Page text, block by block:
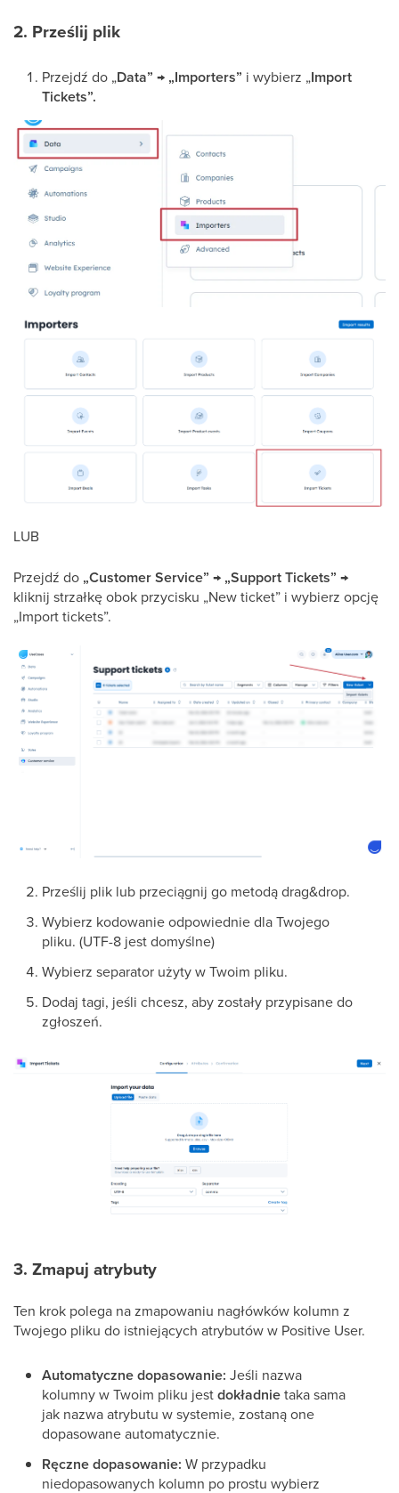
2. Prześlij plik
Przejdź do „Data” → „Importers” i wybierz „Import
Tickets”.
LUB
Przejdź do „Customer Service” → „Support Tickets” →
kliknij strzałkę obok przycisku „New ticket” i wybierz opcję
„Import tickets”.
Prześlij plik lub przeciągnij go metodą drag&drop.
Wybierz kodowanie odpowiednie dla Twojego
pliku. (UTF-8 jest domyślne)
Wybierz separator użyty w Twoim pliku.
Dodaj tagi, jeśli chcesz, aby zostały przypisane do
zgłoszeń.
3. Zmapuj atrybuty
Ten krok polega na zmapowaniu nagłówków kolumn z
Twojego pliku do istniejących atrybutów w Positive User.
Automatyczne dopasowanie: Jeśli nazwa
kolumny w Twoim pliku jestdokładnietaka sama
jak nazwa atrybutu w systemie, zostaną one
dopasowane automatycznie.
Ręczne dopasowanie: W przypadku
niedopasowanych kolumn po prostu wybierz